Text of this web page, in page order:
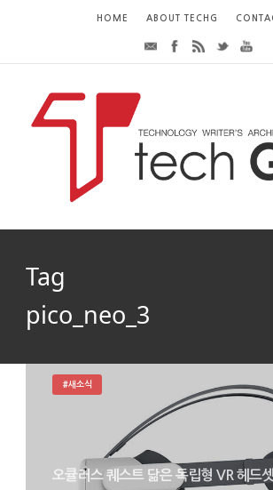
HOME ABOUT TECHG
Tag
pico_neo_3
오큘러스 퀘스트 닮은 독립형 VR 헤드
#새소식